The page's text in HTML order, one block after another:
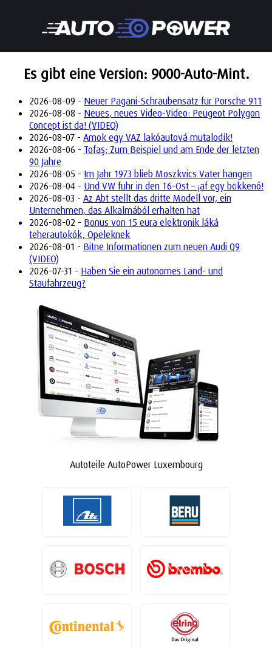
Es gibt eine Version: 9000-Auto-Mint.
2026-08-09 - Neuer Pagani-Schraubensatz für Porsche 911
2026-08-08 - Neues, neues Video-Video: Peugeot Polygon
Concept ist da! (VIDEO)
2026-08-07 - Amok egy VAZ lakóautová mutalodík!
2026-08-06 - Tofaş: Zum Beispiel und am Ende der letzten
90 Jahre
2026-08-05 - Im Jahr 1973 blieb Moszkvics Vater hängen
2026-08-04 - Und VW fuhr in den T6-Ost – ¡af egy bökkenő!
2026-08-03 - Az Abt stellt das dritte Modell vor, ein
Unternehmen, das Alkalmából erhalten hat
2026-08-02 - Bonus von 15 eura elektronik láká
teherautokók, Opeleknek
2026-08-01 - Bitne Informationen zum neuen Audi Q9
(VIDEO)
2026-07-31 - Haben Sie ein autonomes Land- und
Staufahrzeug?
Autoteile AutoPower Luxembourg